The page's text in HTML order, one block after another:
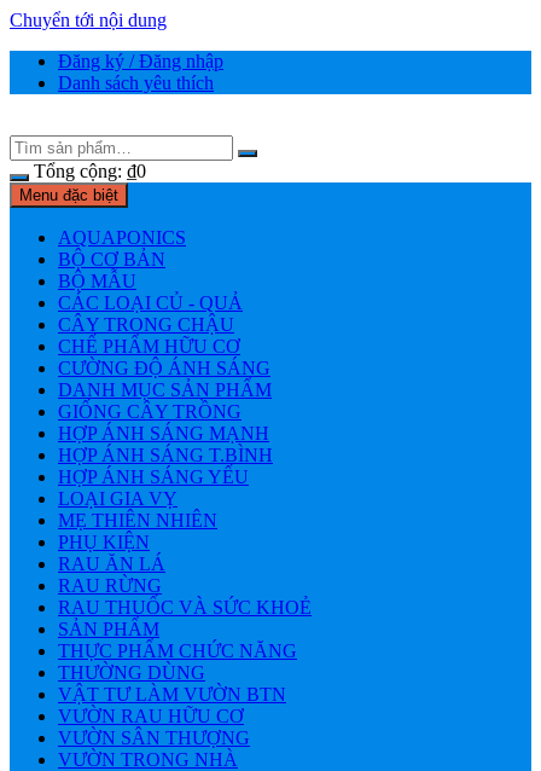
Chuyển tới nội dung
Đăng ký / Đăng nhập
Danh sách yêu thích
Tổng cộng: ₫0
Menu đặc biệt
AQUAPONICS
BỘ CƠ BẢN
BỘ MẪU
CÁC LOẠI CỦ - QUẢ
CÂY TRONG CHẬU
CHẾ PHẨM HỮU CƠ
CƯỜNG ĐỘ ÁNH SÁNG
DANH MỤC SẢN PHẨM
GIỐNG CÂY TRỒNG
HỢP ÁNH SÁNG MẠNH
HỢP ÁNH SÁNG T.BÌNH
HỢP ÁNH SÁNG YẾU
LOẠI GIA VỴ
MẸ THIÊN NHIÊN
PHỤ KIỆN
RAU ĂN LÁ
RAU RỪNG
RAU THUỐC VÀ SỨC KHOẺ
SẢN PHẨM
THỰC PHẨM CHỨC NĂNG
THƯỜNG DÙNG
VẬT TƯ LÀM VƯỜN BTN
VƯỜN RAU HỮU CƠ
VƯỜN SÂN THƯỢNG
VƯỜN TRONG NHÀ